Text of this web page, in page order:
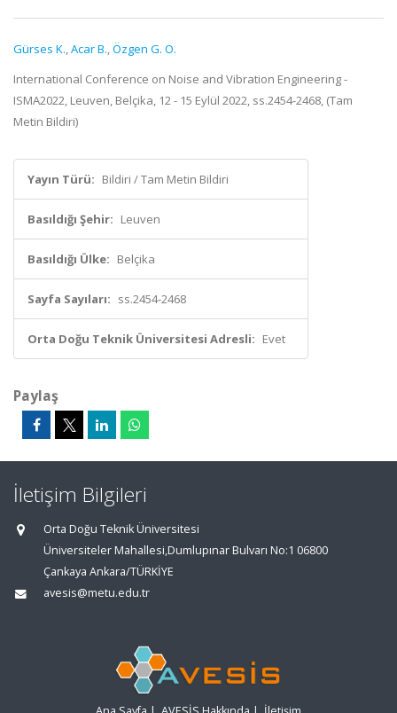
Gürses K.,Acar B.,Özgen G. O.
International Conference on Noise and Vibration Engineering -
ISMA2022, Leuven, Belçika, 12 - 15 Eylül 2022, ss.2454-2468, (Tam
Metin Bildiri)
Yayın Türü: Bildiri / Tam Metin Bildiri
Basıldığı Şehir: Leuven
Basıldığı Ülke: Belçika
Sayfa Sayıları: ss.2454-2468
Orta Doğu Teknik Üniversitesi Adresli: Evet
Paylaş
İletişim Bilgileri
Orta Doğu Teknik Üniversitesi
Üniversiteler Mahallesi,Dumlupınar Bulvarı No:1 06800
Çankaya Ankara/TÜRKİYE
avesis@metu.edu.tr